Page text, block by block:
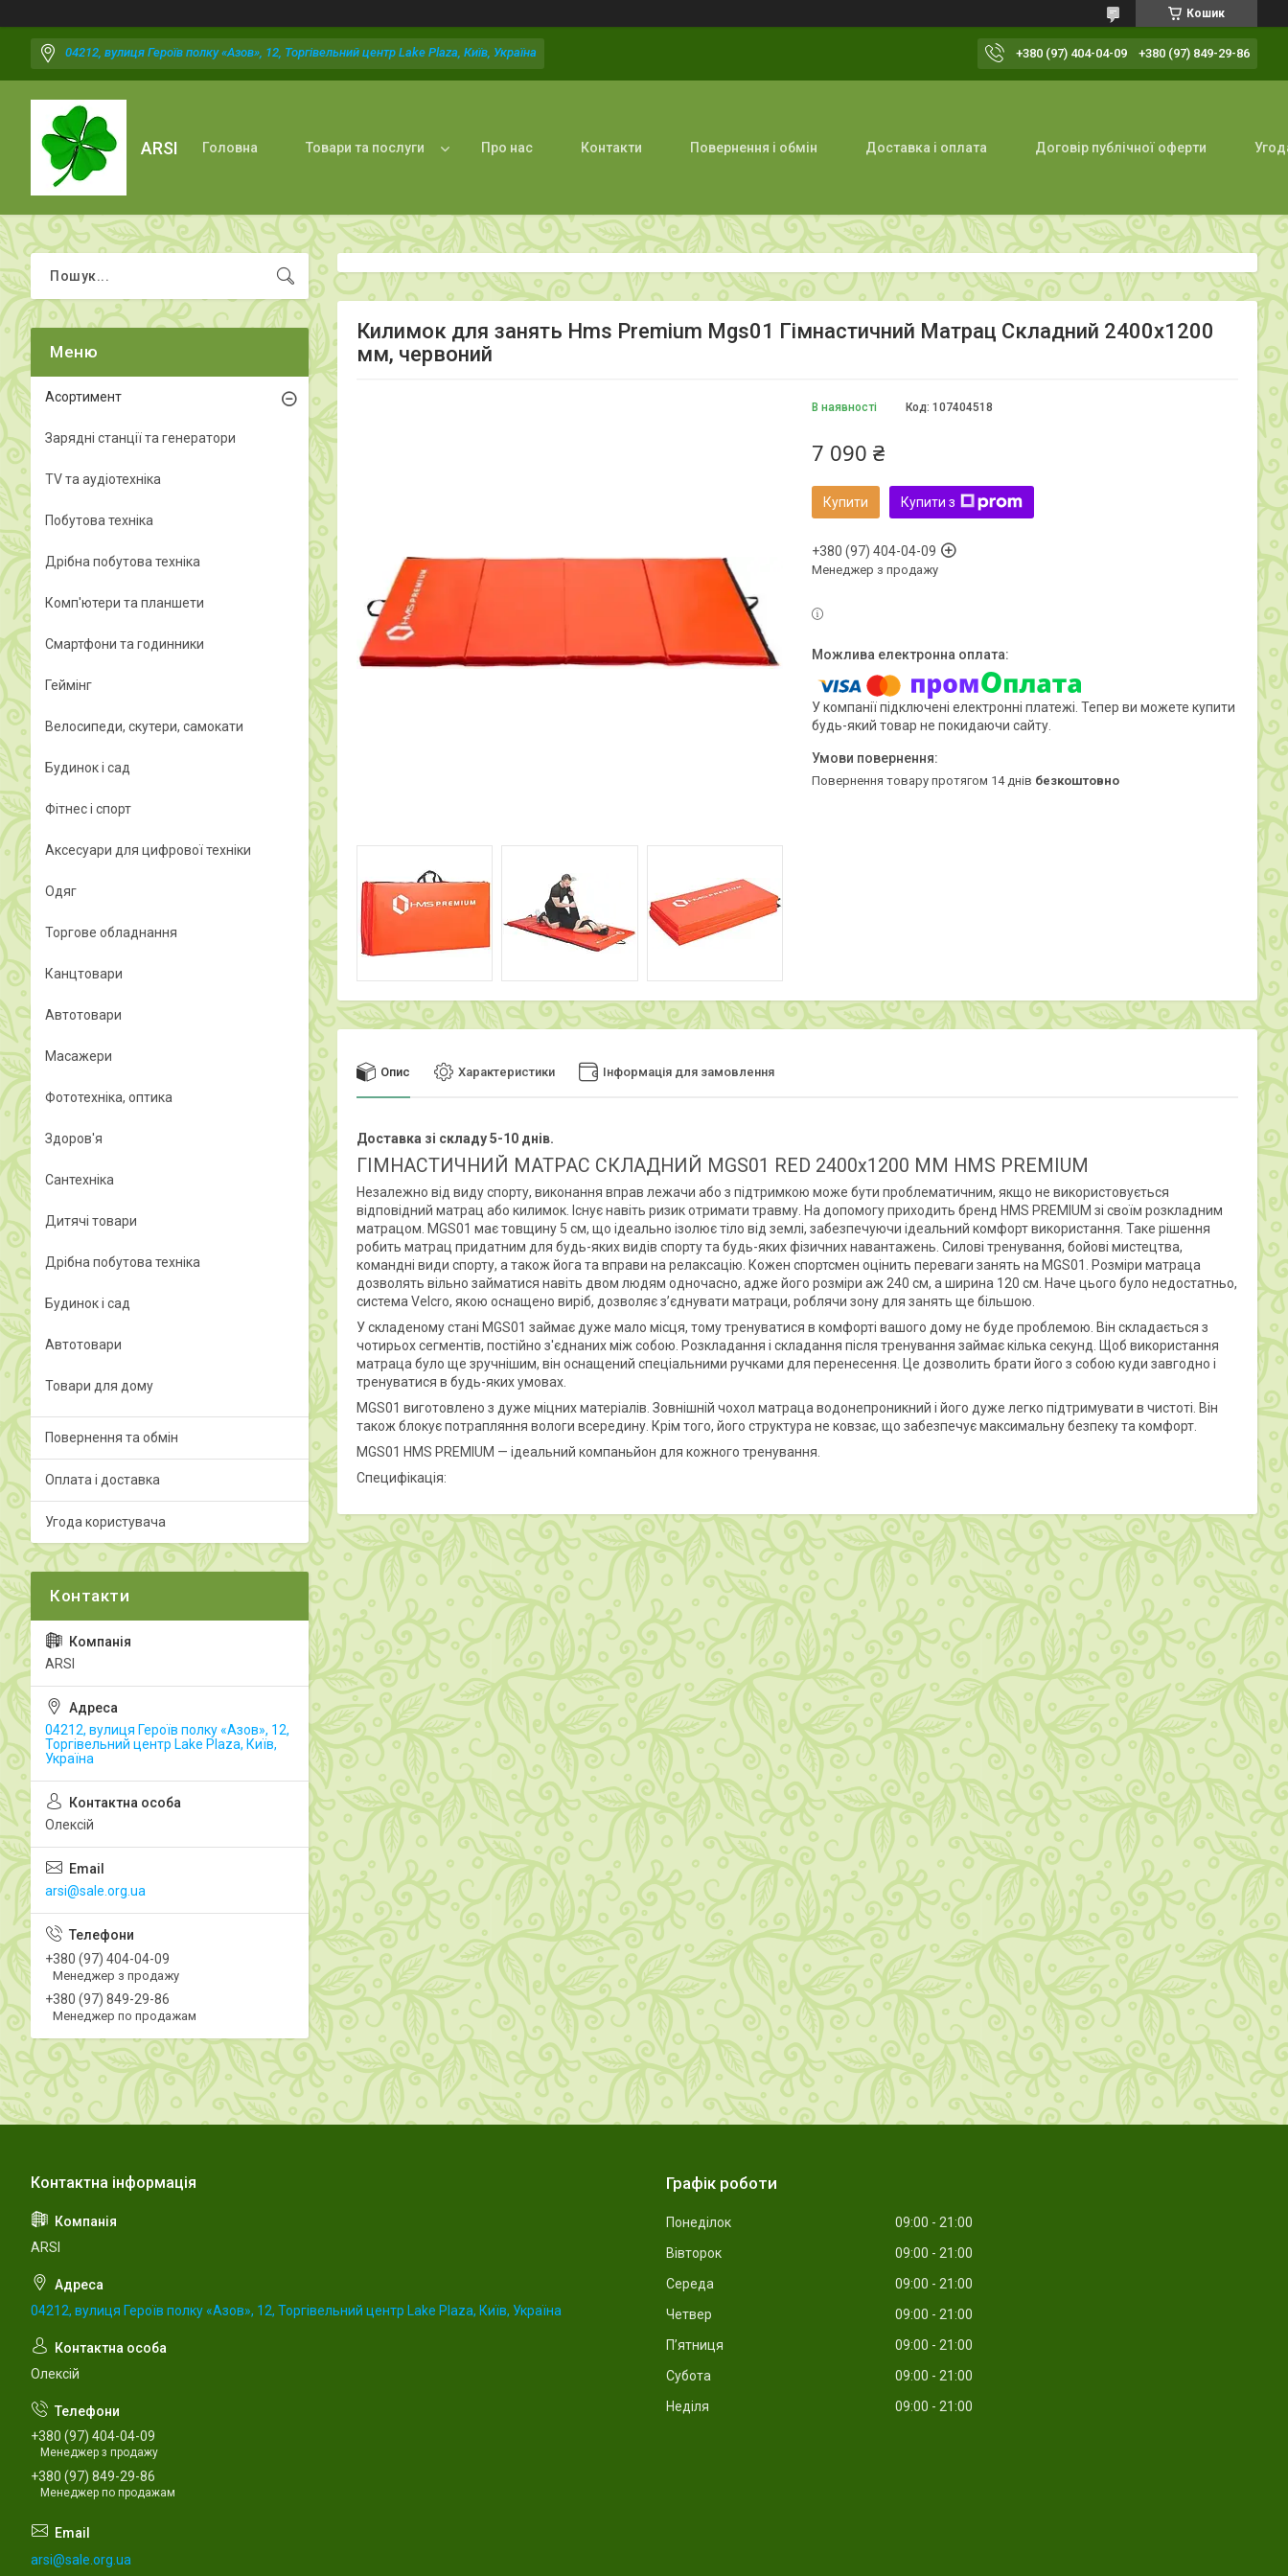
Кошик
04212, вулиця Героїв полку «Азов», 12, Торгівельний центр Lake Plaza, Київ, Україна +380 (97) 404-04-09 +380 (97) 849-29-86
ARSI Головна Товари та послуги Про нас Контакти Повернення і обмін Доставка і оплата Договір публічної оферти
Килимок для занять Hms Premium Mgs01 Гімнастичний Матрац Складний 2400x1200
мм, червоний
В наявності Код: 107404518
7 090 ₴
Купити Купити з
+380 (97) 404-04-09
Менеджер з продажу
У компанії підключені електронні платежі. Тепер ви можете купити
будь-який товар не покидаючи сайту.
повернення товару протягом 14 днів безкоштовно
Опис Характеристики Інформація для замовлення
Доставка зі складу 5-10 днів.
ГІМНАСТИЧНИЙ МАТРАС СКЛАДНИЙ MGS01 RED 2400x1200 MM HMS PREMIUM
Незалежно від виду спорту, виконання вправ лежачи або з підтримкою може бути проблематичним, якщо не використовується
відповідний матрац або килимок. Існує навіть ризик отримати травму. На допомогу приходить бренд HMS PREMIUM зі своїм розкладним
матрацом. MGS01 має товщину 5 см, що ідеально ізолює тіло від землі, забезпечуючи ідеальний комфорт використання. Таке рішення
робить матрац придатним для будь-яких видів спорту та будь-яких фізичних навантажень. Силові тренування, бойові мистецтва,
командні види спорту, а також йога та вправи на релаксацію. Кожен спортсмен оцінить переваги занять на MGS01. Розміри матраца
дозволять вільно займатися навіть двом людям одночасно, адже його розміри аж 240 см, а ширина 120 см. Наче цього було недостатньо,
система Velcro, якою оснащено виріб, дозволяє з’єднувати матраци, роблячи зону для занять ще більшою.
У складеному стані MGS01 займає дуже мало місця, тому тренуватися в комфорті вашого дому не буде проблемою. Він складається з
чотирьох сегментів, постійно з'єднаних між собою. Розкладання і складання після тренування займає кілька секунд. Щоб використання
матраца було ще зручнішим, він оснащений спеціальними ручками для перенесення. Це дозволить брати його з собою куди завгодно і
тренуватися в будь-яких умовах.
MGS01 виготовлено з дуже міцних матеріалів. Зовнішній чохол матраца водонепроникний і його дуже легко підтримувати в чистоті. Він
також блокує потрапляння вологи всередину. Крім того, його структура не ковзає, що забезпечує максимальну безпеку та комфорт.
MGS01 HMS PREMIUM — ідеальний компаньйон для кожного тренування.
Специфікація:
Асортимент
Зарядні станції та генератори
TV та аудіотехніка
Побутова техніка
Дрібна побутова техніка
Комп'ютери та планшети
Смартфони та годинники
Геймінг
Велосипеди, скутери, самокати
Будинок і сад
Фітнес і спорт
Аксесуари для цифрової техніки
Одяг
Торгове обладнання
Канцтовари
Автотовари
Масажери
Фототехніка, оптика
Здоров'я
Сантехніка
Дитячі товари
Дрібна побутова техніка
Будинок і сад
Автотовари
Товари для дому
Повернення та обмін
Оплата і доставка
Угода користувача
ARSI
04212, вулиця Героїв полку «Азов», 12,
Торгівельний центр Lake Plaza, Київ,
Україна
Олексій
arsi@sale.org.ua
+380 (97) 404-04-09
Менеджер з продажу
+380 (97) 849-29-86
Менеджер по продажам
ARSI
04212, вулиця Героїв полку «Азов», 12, Торгівельний центр Lake Plaza, Київ, Україна
Олексій
+380 (97) 404-04-09
Менеджер з продажу
+380 (97) 849-29-86
Менеджер по продажам
arsi@sale.org.ua
Графік роботи
Понеділок 09:00
21:00
Вівторок
09:00
21:00
Середа
09:00
21:00
Четвер
09:00
21:00
Пʼятниця
09:00
21:00
Субота
09:00
21:00
Неділя
09:00 21:00